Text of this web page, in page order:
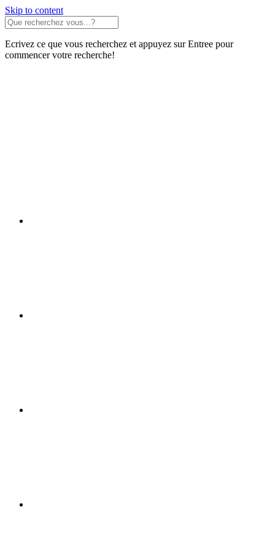
Skip to content
Ecrivez ce que vous recherchez et appuyez sur Entree pour
commencer votre recherche!